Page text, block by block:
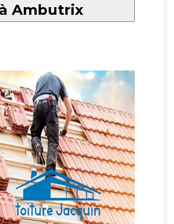
à Ambutrix